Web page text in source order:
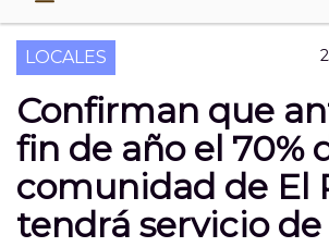
LOCALES
Confirman que
fin de año el 70%
comunidad de El
tendrá servicio de